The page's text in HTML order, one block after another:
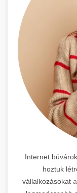
Internet
hoztuk
vállalkozásokat